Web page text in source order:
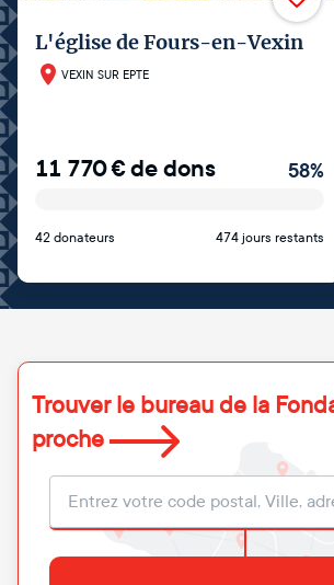
L'église de Fours-en-Vexin
VEXIN SUR EPTE
11 770€de dons 58%
42 donateurs 474 jours restants
Trouver le bureau de la
proche
Localisation